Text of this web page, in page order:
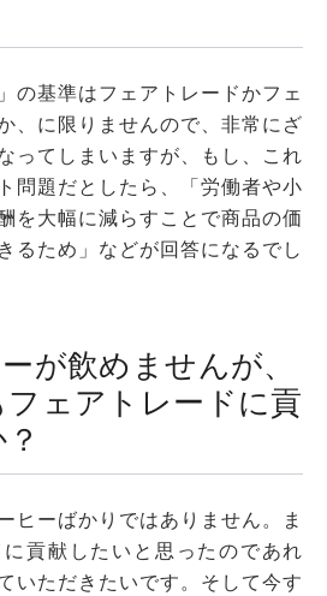
の基準はフェアトレードかフェ
、に限りませんので、非常にざ
ってしまいますが、もし、これ
問題だとしたら、「労働者や小
を大幅に減らすことで商品の価
るため」などが回答になるでし
が飲めませんが、
ェアトレードに貢
ヒーばかりではありません。ま
貢献したいと思ったのであれ
いただきたいです。そして今す